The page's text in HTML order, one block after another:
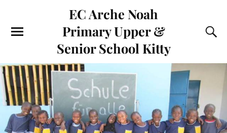
EC Arche Noah
Primary Upper &
Senior School Kitty